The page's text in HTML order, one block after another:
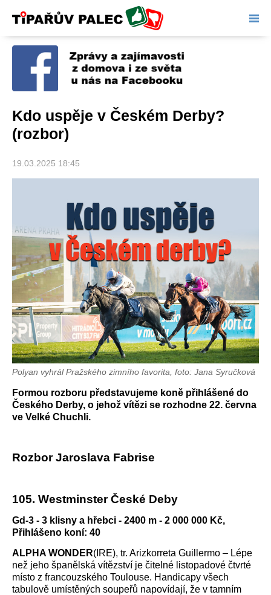
Tipařův palec
Kdo uspěje v Českém Derby?
(rozbor)
19.03.2025 18:45
Polyan vyhrál Pražského zimního favorita, foto: Jana Syručková
Formou rozboru představujeme koně přihlášené do
Českého Derby, o jehož vítězi se rozhodne 22. června
ve Velké Chuchli.
Rozbor Jaroslava Fabrise
105. Westminster České Deby
Gd-3 - 3 klisny a hřebci - 2400 m - 2 000 000 Kč,
Přihlášeno koní: 40
ALPHA WONDER(IRE), tr. Arizkorreta Guillermo – Lépe
než jeho španělská vítězství je čitelné listopadové čtvrté
místo z francouzského Toulouse. Handicapy všech
tabulově umístěných soupeřů napovídají, že v tamním